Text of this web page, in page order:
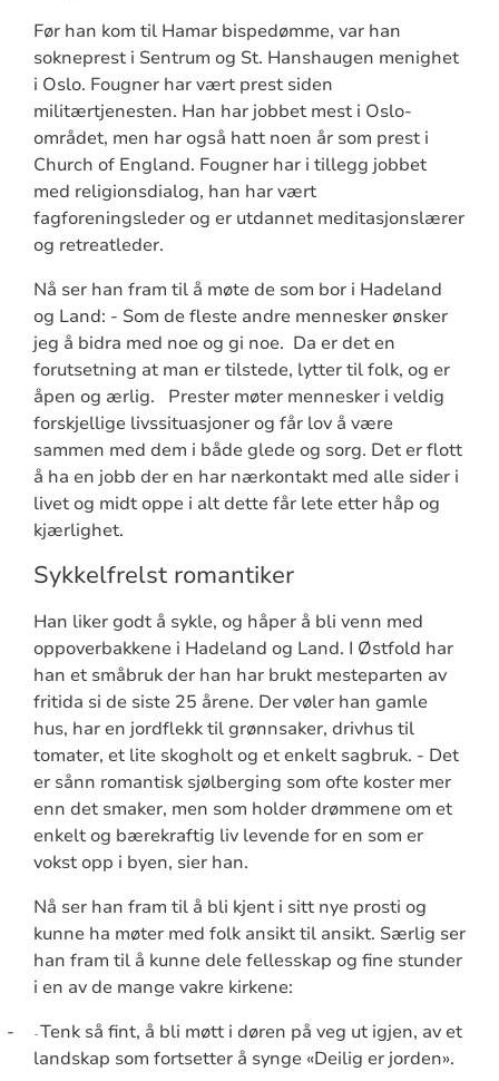
Før han kom til Hamar bispedømme, var han
sokneprest i Sentrum og St. Hanshaugen menighet
i Oslo. Fougner har vært prest siden
militærtjenesten. Han har jobbet mest i Oslo-
området, men har også hatt noen år som prest i
Church of England. Fougner har i tillegg jobbet
med religionsdialog, han har vært
fagforeningsleder og er utdannet meditasjonslærer
og retreatleder.
Nå ser han fram til å møte de som bor i Hadeland
og Land: - Som de fleste andre mennesker ønsker
jeg å bidra med noe og gi noe. Da er det en
forutsetning at man er tilstede, lytter til folk, og er
åpen og ærlig.
Prester møter mennesker i veldig
forskjellige livssituasjoner og får lov å være
sammen med dem i både glede og sorg. Det er flott
å ha en jobb der en har nærkontakt med alle sider i
livet og midt oppe i alt dette får lete etter håp og
kjærlighet.
Sykkelfrelst romantiker
Han liker godt å sykle, og håper å bli venn med
oppoverbakkene i Hadeland og Land. I Østfold har
han et småbruk der han har brukt mesteparten av
fritida si de siste 25 årene. Der vøler han gamle
hus, har en jordflekk til grønnsaker, drivhus til
tomater, et lite skogholt og et enkelt sagbruk. - Det
er sånn romantisk sjølberging som ofte koster mer
enn det smaker, men som holder drømmene om et
enkelt og bærekraftig liv levende for en som er
vokst opp i byen, sier han.
Nå ser han fram til å bli kjent i sitt nye prosti og
kunne ha møter med folk ansikt til ansikt. Særlig ser
han fram til å kunne dele fellesskap og fine stunder
i en av de mange vakre kirkene:
- - Tenk så fint, å bli møtt i døren på veg ut igjen, av et
landskap som fortsetter å synge «Deilig er jorden».